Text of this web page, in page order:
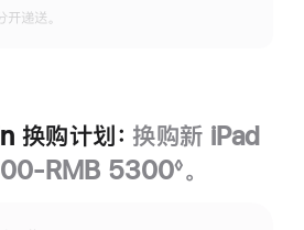
递送。
购计划： 换购新 iPad
RMB 5300◊ 。